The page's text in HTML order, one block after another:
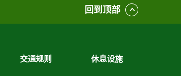
回到顶部
交通规则 休息设施